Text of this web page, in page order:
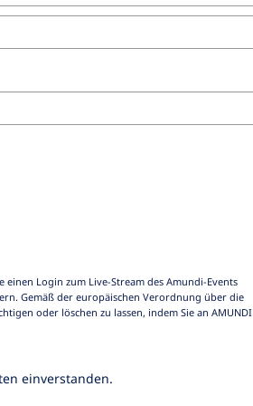
einen Login zum Live-Stream des Amundi-Events
Gemäß der europäischen Verordnung über die
oder löschen zu lassen, indem Sie an AMUNDI
einverstanden.